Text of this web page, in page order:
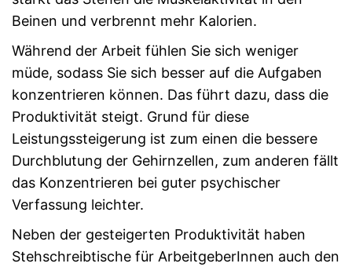
Beinen und verbrennt mehr Kalorien.
Während der Arbeit fühlen Sie sich weniger
müde, sodass Sie sich besser auf die Aufgaben
konzentrieren können. Das führt dazu, dass die
Produktivität steigt. Grund für diese
Leistungssteigerung ist zum einen die bessere
Durchblutung der Gehirnzellen, zum anderen fällt
das Konzentrieren bei guter psychischer
Verfassung leichter.
Neben der gesteigerten Produktivität haben
Stehschreibtische für ArbeitgeberInnen auch den